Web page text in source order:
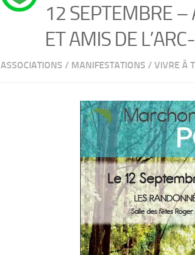
12 SEPTEMBRE –
ET AMIS DE
ASSOCIATIONS / MANIFESTATIONS / VIVRE À